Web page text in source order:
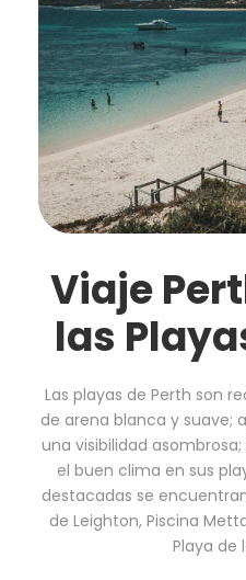
Viaje
las
Las playas de Perth son
de arena blanca y suave;
una visibilidad
el buen clima en sus
destacadas se
de Leighton, Piscina
Playa de